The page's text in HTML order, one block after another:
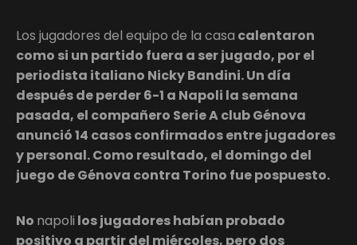
Los jugadores del equipo de la casa calentaron
como si un partido fuera a ser jugado, por el
periodista italiano Nicky Bandini. Un día
después de perder 6-1 a Napoli la semana
pasada, el compañero Serie A club Génova
anunció 14 casos confirmados entre jugadores
y personal. Como resultado, el domingo del
juego de Génova contra Torino fue pospuesto.
No napoli los jugadores habían probado
positivo a partir del miércoles, pero dos